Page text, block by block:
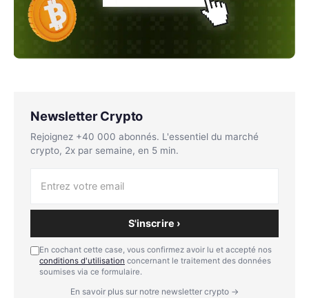
Newsletter Crypto
Rejoignez +40 000 abonnés. L'essentiel du marché
crypto, 2x par semaine, en 5 min.
S'inscrire ›
En cochant cette case, vous confirmez avoir lu et accepté nos
conditions d'utilisation concernant le traitement des données
soumises via ce formulaire.
En savoir plus sur notre newsletter crypto →